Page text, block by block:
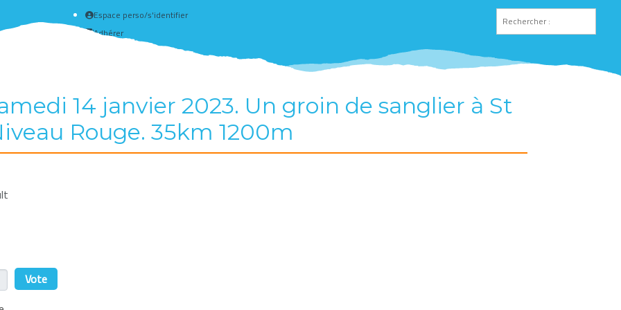
Espace perso/s'identifier
Adhérer
Créer un compte
14 janvier 2023. Un groin de sanglier à St
Rouge. 35km 1200m